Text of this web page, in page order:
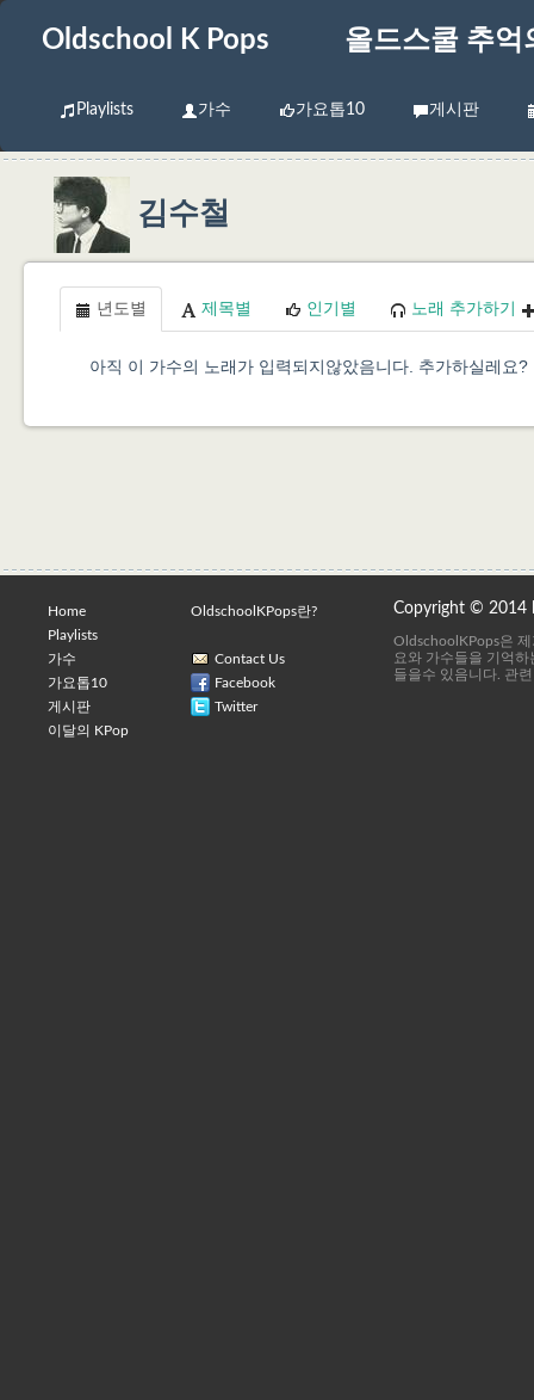
Oldschool K Pops 올드스쿨 추억
Playlists 가수 가요톱10 게시판
김수철
년도별 제목별 인기별 노래 추가하기
아직 이 가수의 노래가 입력되지않았음니다. 추가하실레요?
Home
Playlists
가수
가요톱10
게시판
이달의 KPop
OldschoolKPops란?
Contact Us
Facebook
Twitter
Copyright © 2014
OldschoolKPops은
요와 가수들을 기억
들을수 있음니다. 관